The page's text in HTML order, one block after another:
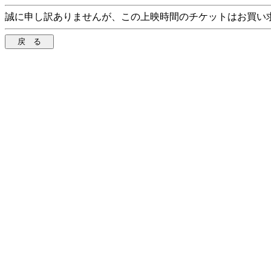
誠に申し訳ありませんが、この上映時間のチケットはお買い